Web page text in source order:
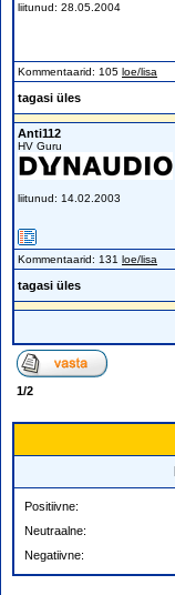
liitunud: 28.05.2004
Kommentaarid: 105 loe/lisa
tagasi üles
Anti112
HV Guru
liitunud: 14.02.2003
Kommentaarid: 131 loe/lisa
tagasi üles
1/2
Positiivne:
Neutraalne:
Negatiivne: